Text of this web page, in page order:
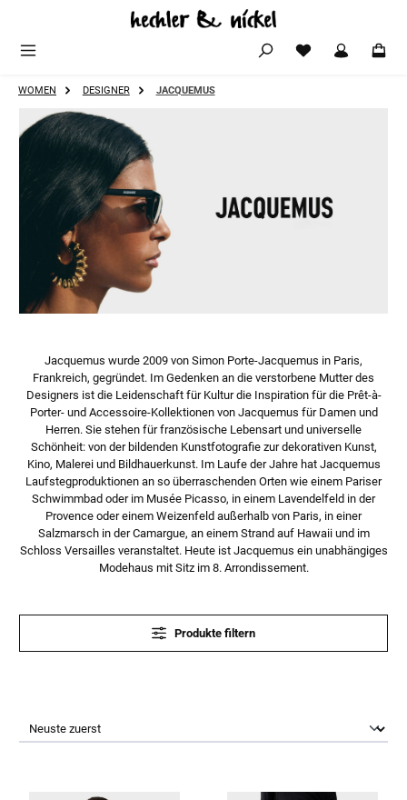
Zum Hauptinhalt springen
WOMEN DESIGNER JACQUEMUS
Jacquemus wurde 2009 von Simon Porte-Jacquemus in Paris,
Frankreich, gegründet. Im Gedenken an die verstorbene Mutter des
Designers ist die Leidenschaft für Kultur die Inspiration für die Prêt-à-
Porter- und Accessoire-Kollektionen von Jacquemus für Damen und
Herren. Sie stehen für französische Lebensart und universelle
Schönheit: von der bildenden Kunstfotografie zur dekorativen Kunst,
Kino, Malerei und Bildhauerkunst. Im Laufe der Jahre hat Jacquemus
Laufstegproduktionen an so überraschenden Orten wie einem Pariser
Schwimmbad oder im Musée Picasso, in einem Lavendelfeld in der
Provence oder einem Weizenfeld außerhalb von Paris, in einer
Salzmarsch in der Camargue, an einem Strand auf Hawaii und im
Schloss Versailles veranstaltet. Heute ist Jacquemus ein unabhängiges
Modehaus mit Sitz im 8. Arrondissement.
Produkte filtern